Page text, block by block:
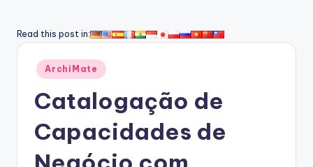
t
Read this post in:
Posted
in
ArchiMate
Catalogação de
Capacidades de